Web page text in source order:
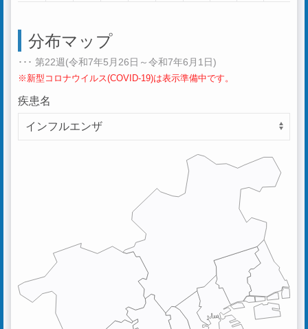
分布マップ
･･･ 第22週(令和7年5月26日～令和7年6月1日)
※新型コロナウイルス(COVID-19)は表示準備中です。
疾患名